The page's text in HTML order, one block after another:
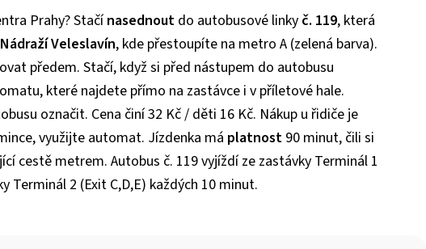
Prahy? Stačínasednout do autobusové linky č. 119, která
Nádraží Veleslavín, kde přestoupíte na metro A (zelená barva).
předem. Stačí, když si před nástupem do autobusu
které najdete přímo na zastávce i v příletové hale.
označit. Cena činí 32 Kč / děti 16 Kč. Nákup u řidiče je
využijte automat. Jízdenka má platnost 90 minut, čili si
cestě metrem. Autobus č. 119 vyjíždí ze zastávky Terminál 1
Terminál 2 (Exit C,D,E) každých 10 minut.